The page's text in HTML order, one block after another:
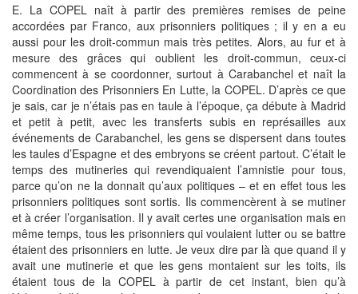
E. La COPEL naît à partir des premières remises de peine
accordées par Franco, aux prisonniers politiques ; il y en a eu
aussi pour les droit-commun mais très petites. Alors, au fur et à
mesure des grâces qui oublient les droit-commun, ceux-ci
commencent à se coordonner, surtout à Carabanchel et naît la
Coordination des Prisonniers En Lutte, la COPEL. D’après ce que
je sais, car je n’étais pas en taule à l’époque, ça débute à Madrid
et petit à petit, avec les transferts subis en représailles aux
événements de Carabanchel, les gens se dispersent dans toutes
les taules d’Espagne et des embryons se créent partout. C’était le
temps des mutineries qui revendiquaient l’amnistie pour tous,
parce qu’on ne la donnait qu’aux politiques – et en effet tous les
prisonniers politiques sont sortis. Ils commencèrent à se mutiner
et à créer l’organisation. Il y avait certes une organisation mais en
même temps, tous les prisonniers qui voulaient lutter ou se battre
étaient des prisonniers en lutte. Je veux dire par là que quand il y
avait une mutinerie et que les gens montaient sur les toits, ils
étaient tous de la COPEL à partir de cet instant, bien qu’à